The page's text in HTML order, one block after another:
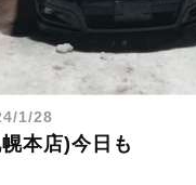
1/28
本店)今日も